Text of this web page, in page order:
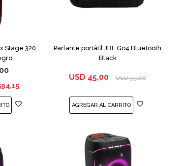
Stage 320
Parlante portátil JBL Go4 Bluetooth
Black
USD 45,00 USD 55,00